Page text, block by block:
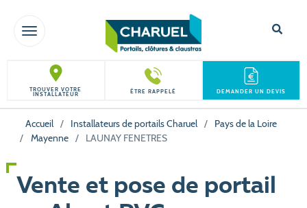
TOGGLE NAVIGATION
TROUVER VOTRE
INSTALLATEUR ÊTRE RAPPELÉ DEMANDER UN DEVIS
Accueil / Installateurs de portails Charuel /
Pays de la Loire
/
Mayenne / LAUNAY FENETRES
Vente et pose de portail